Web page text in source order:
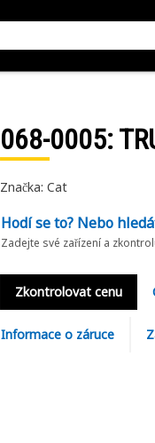
068-0005:
Značka: Cat
Hodí se to? Nebo
Zadejte své zařízení a
Zkontrolovat cenu
Informace o záruce